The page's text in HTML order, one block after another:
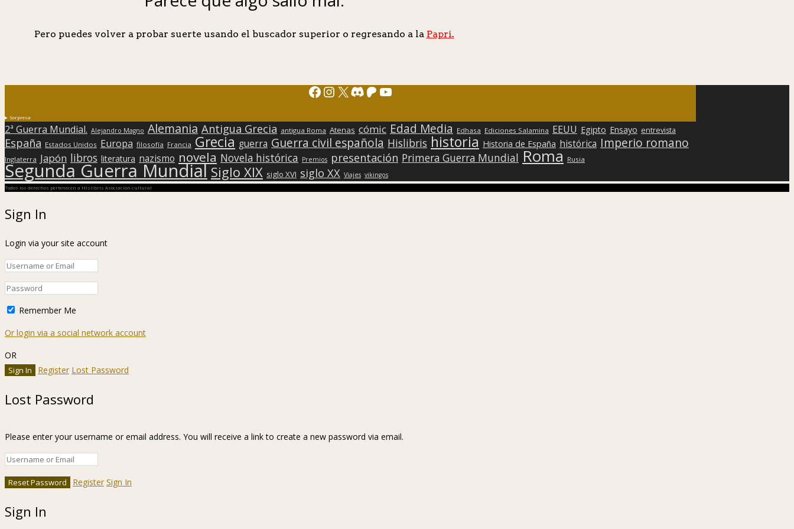
Pero puedes volver a probar suerte usando el buscador superior o regresando a la Papri.
Facebook
Instagram
X Discord
Patreon
YouTube
Sorpresa
2ª Guerra Mundial. Alejandro Magno Alemania Antigua Grecia antigua Roma Atenas cómic Edad Media Edhasa Ediciones Salamina EEUU Egipto Ensayo entrevista
España Estados Unidos Europa filosofía Francia Grecia guerra Guerra civil española Hislibris historia Historia de España histórica Imperio romano
Inglaterra Japón libros literatura nazismo novela Novela histórica Premios presentación Primera Guerra Mundial Roma Rusia
Segunda Guerra Mundial Siglo XIX siglo XVI siglo XX Viajes vikingos
Todos los derechos pertenecen a Hislibris Asociación cultural
Sign In
Login via your site account
Remember Me
Or login via a social network account
OR
Register Lost Password
Lost Password
Please enter your username or email address. You will receive a link to create a new password via email.
Register Sign In
Sign In